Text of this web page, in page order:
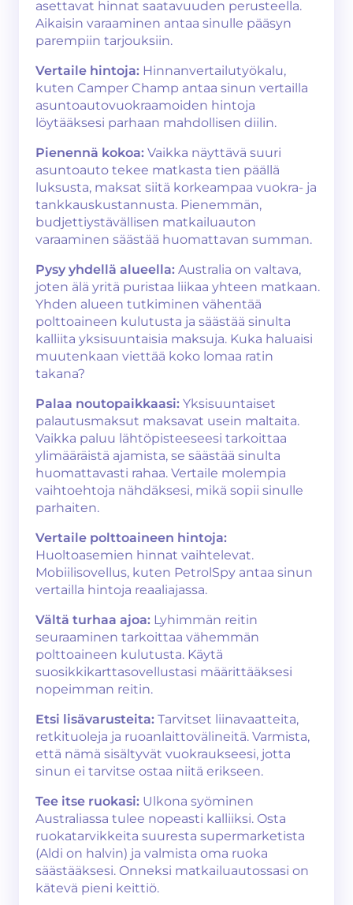
asettavat hinnat saatavuuden perusteella.
Aikaisin varaaminen antaa sinulle pääsyn
parempiin tarjouksiin.
Vertaile hintoja: Hinnanvertailutyökalu,
kuten Camper Champ antaa sinun vertailla
asuntoautovuokraamoiden hintoja
löytääksesi parhaan mahdollisen diilin.
Pienennä kokoa: Vaikka näyttävä suuri
asuntoauto tekee matkasta tien päällä
luksusta, maksat siitä korkeampaa vuokra- ja
tankkauskustannusta. Pienemmän,
budjettiystävällisen matkailuauton
varaaminen säästää huomattavan summan.
Pysy yhdellä alueella: Australia on valtava,
joten älä yritä puristaa liikaa yhteen matkaan.
Yhden alueen tutkiminen vähentää
polttoaineen kulutusta ja säästää sinulta
kalliita yksisuuntaisia maksuja. Kuka haluaisi
muutenkaan viettää koko lomaa ratin
takana?
Palaa noutopaikkaasi: Yksisuuntaiset
palautusmaksut maksavat usein maltaita.
Vaikka paluu lähtöpisteeseesi tarkoittaa
ylimääräistä ajamista, se säästää sinulta
huomattavasti rahaa. Vertaile molempia
vaihtoehtoja nähdäksesi, mikä sopii sinulle
parhaiten.
Vertaile polttoaineen hintoja:
Huoltoasemien hinnat vaihtelevat.
Mobiilisovellus, kuten PetrolSpy antaa sinun
vertailla hintoja reaaliajassa.
Vältä turhaa ajoa: Lyhimmän reitin
seuraaminen tarkoittaa vähemmän
polttoaineen kulutusta. Käytä
suosikkikarttasovellustasi määrittääksesi
nopeimman reitin.
Etsi lisävarusteita: Tarvitset liinavaatteita,
retkituoleja ja ruoanlaittovälineitä. Varmista,
että nämä sisältyvät vuokraukseesi, jotta
sinun ei tarvitse ostaa niitä erikseen.
Tee itse ruokasi: Ulkona syöminen
Australiassa tulee nopeasti kalliiksi. Osta
ruokatarvikkeita suuresta supermarketista
(Aldi on halvin) ja valmista oma ruoka
säästääksesi. Onneksi matkailuautossasi on
kätevä pieni keittiö.